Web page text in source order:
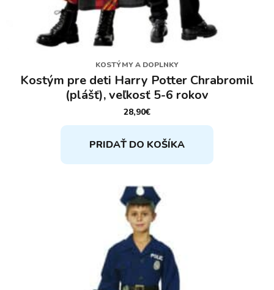
KOSTÝMY A DOPLNKY
Kostým pre deti Harry Potter Chrabromil
(plášť), veľkosť 5-6 rokov
28,90€
PRIDAŤ DO KOŠÍKA